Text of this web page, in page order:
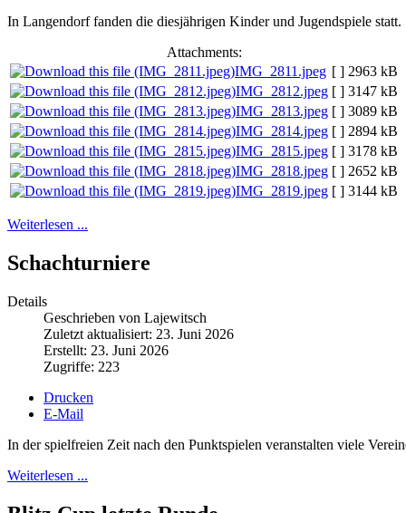
In Langendorf fanden die diesjährigen Kinder und Jugendspiele statt.
Attachments:
IMG_2811.jpeg [ ] 2963 kB
IMG_2812.jpeg [ ] 3147 kB
IMG_2813.jpeg [ ] 3089 kB
IMG_2814.jpeg [ ] 2894 kB
IMG_2815.jpeg [ ] 3178 kB
IMG_2818.jpeg [ ] 2652 kB
IMG_2819.jpeg [ ] 3144 kB
Weiterlesen ...
Schachturniere
Details
Geschrieben von Lajewitsch
Zuletzt aktualisiert: 23. Juni 2026
Erstellt: 23. Juni 2026
Zugriffe: 223
Drucken
E-Mail
In der spielfreien Zeit nach den Punktspielen veranstalten viele
Weiterlesen ...